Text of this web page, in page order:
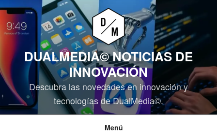
Saltar
contenido
DUALMEDIA© NOTICIAS DE
INNOVACIÓN
Descubra las novedades en innovación y
tecnologías de DualMedia©.
Menú